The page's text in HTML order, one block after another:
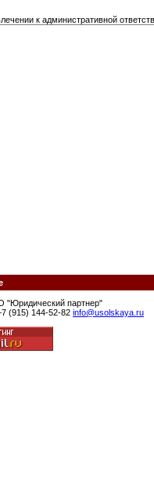
к административной
"Юридический партнер"
(915) 144-52-82 info@usolskaya.ru